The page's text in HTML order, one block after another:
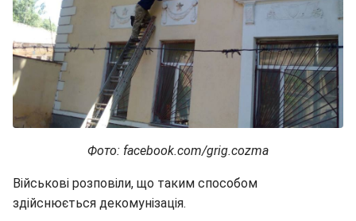
Фото: facebook.com/grig.cozma
Військові розповіли, що таким способом
здійснюється декомунізація.